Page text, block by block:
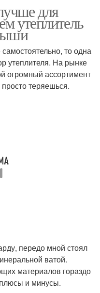
для
утеплитель
то одна
утеплителя. На рынке
огромный ассортимент
теряешься.
передо мной стоял
ватой.
материалов гораздо
и минусы.